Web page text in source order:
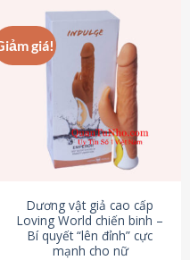
giá!
Dương vật giả cao cấp
Loving World chiến binh –
Bí quyết “lên đỉnh” cực
mạnh cho nữ